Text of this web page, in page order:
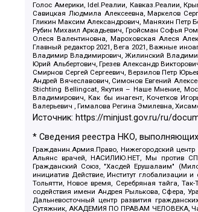
Голос Америки, Idel.Реалии, Кавказ.Реалии,
Савицкая Людмила Алексеевна, Маркелов
Гликин Максим Александрович, Маняхин Петр
Рубин Михаил Аркадьевич, Гройсман Софья
Олеся Валентиновна, Мароховская Алеся
Главный редактор 2021, Вега 2021, Важные
Владимир Владимирович, Жилинский Владимир
Юрий Альбертович, Грезев Александр
Смирнов Сергей Сергеевич, Верзилов Петр
Андрей Вячеславович, Симонов Евгений
Stichting Bellingcat, Якутия – Наше Мнение,
Владимирович, Как бы инагент, Кочетков
Валерьевич , Гималова Регина Эмилевна,
Источник: https://minjust.gov.ru/ru/
* Сведения реестра НКО, выполняющих
Гражданин.Армия.Право, Нижегородский
Альянс врачей, НАСИЛИЮ.НЕТ, Мы против
Гражданский Союз, "Хасдей Ерушалаим"
инициатив Действие, Институт
Тольятти, Новое время, Серебряная тайга,
содействия имени Андрея Рылькова, Сфера,
Дальневосточный центр развития
Сутяжник, АКАДЕМИЯ ПО ПРАВАМ ЧЕЛОВЕКА,